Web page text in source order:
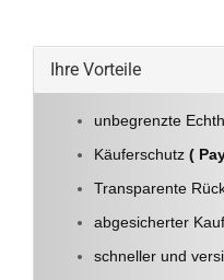
Ihre Vorteile
unbegrenzte
Käuferschutz (
Transparente
abgesicherter
schneller und